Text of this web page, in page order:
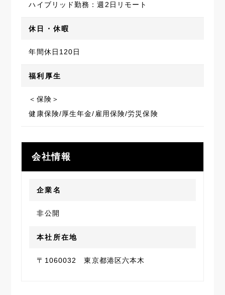
ハイブリッド勤務：週2日リモート
休日・休暇
年間休日120日
福利厚生
＜保険＞
健康保険/厚生年金/雇用保険/労災保険
会社情報
企業名
非公開
本社所在地
〒1060032 東京都港区六本木